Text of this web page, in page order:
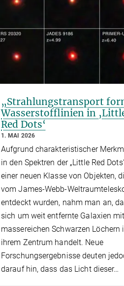
„Strahlungstransport
Wasserstofflinien in
Red Dots‘
1. MAI 2026
Aufgrund charakteristischer
in den Spektren der „Little Red
einer neuen Klasse von Objekten,
vom James-Webb-
entdeckt wurden, nahm man an,
sich um weit entfernte Galaxien mit
massereichen Schwarzen Löchern
ihrem Zentrum handelt. Neue
Forschungsergebnisse deuten
darauf hin, dass das Licht dieser…